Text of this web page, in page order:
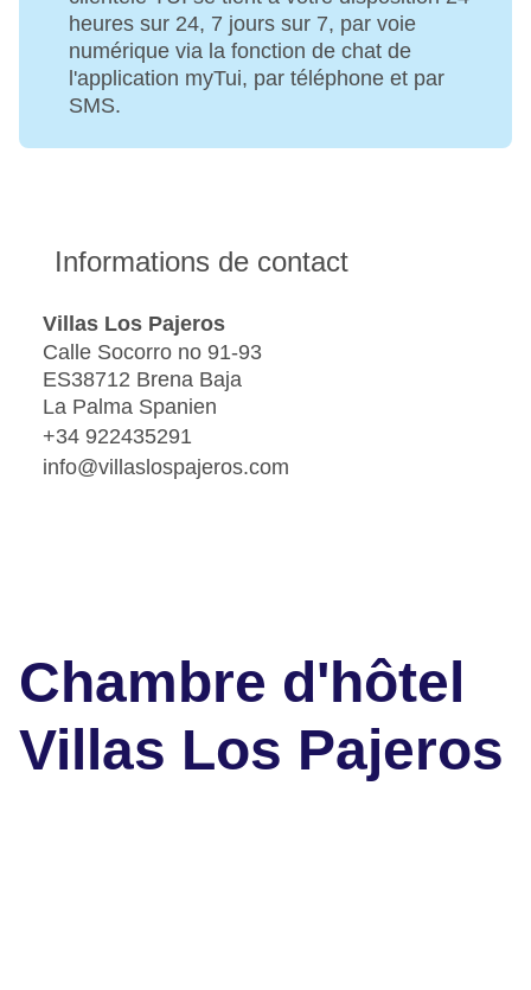
heures sur 24, 7 jours sur 7, par voie
numérique via la fonction de chat de
l'application myTui, par téléphone et par
SMS.
Informations de contact
Villas Los Pajeros
Calle Socorro no 91-93
ES38712 Brena Baja
La Palma Spanien
+34 922435291
info@villaslospajeros.com
Chambre d'hôtel
Villas Los Pajeros